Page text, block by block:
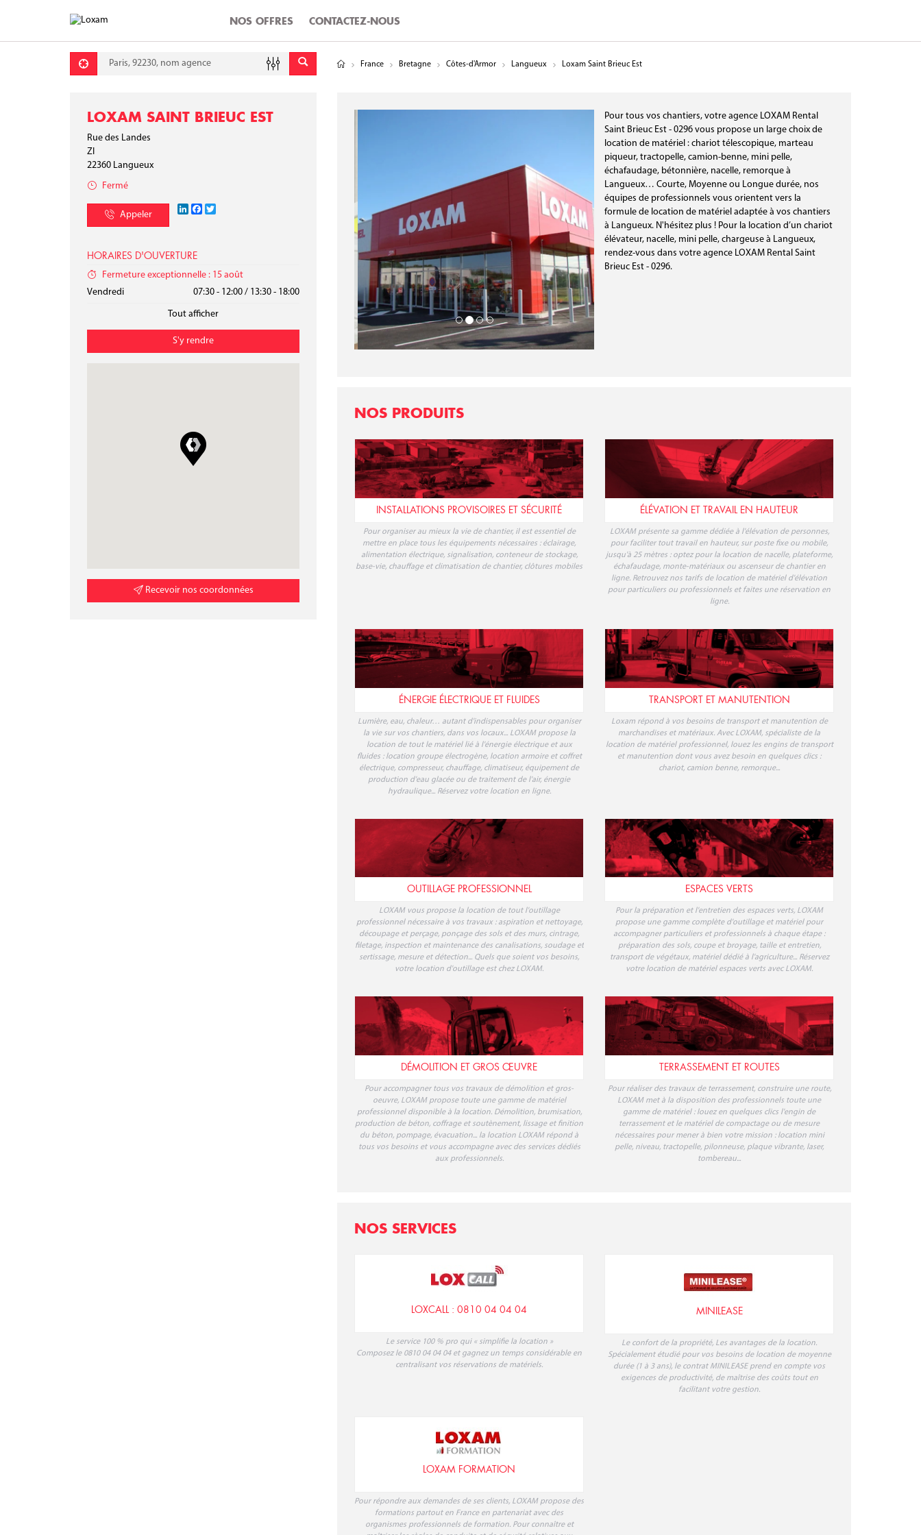
NOS OFFRES CONTACTEZ-NOUS
Requête Latitude
Longitude
France Bretagne Côtes-d'Armor Langueux Loxam Saint Brieuc Est
LOXAM SAINT BRIEUC EST
Rue des Landes
ZI
22360 Langueux
Fermé
Appeler
LinkedInFacebook
HORAIRES D'OUVERTURE
Fermeture exceptionnelle : 15 août
Lundi
07:30 - 12:00 / 13:30 - 18:00
Mardi 07:30 - 12:00 / 13:30 - 18:00
Mercredi 07:30 - 12:00 / 13:30 - 18:00
Jeudi 07:30 - 12:00 / 13:30 - 18:00
Vendredi 07:30 - 12:00 / 13:30 - 18:00
Tout afficher
S'y rendre
Recevoir nos coordonnées
Pour tous vos chantiers, votre agence LOXAM Rental
Saint Brieuc Est - 0296 vous propose un large choix de
location de matériel : chariot télescopique, marteau
piqueur, tractopelle, camion-benne, mini pelle,
échafaudage, bétonnière, nacelle, remorque à
Langueux… Courte, Moyenne ou Longue durée, nos
équipes de professionnels vous orientent vers la
formule de location de matériel adaptée à vos chantiers
à Langueux. N'hésitez plus ! Pour la location d’un chariot
élévateur, nacelle, mini pelle, chargeuse à Langueux,
rendez-vous dans votre agence LOXAM Rental Saint
Brieuc Est - 0296.
NOS PRODUITS
INSTALLATIONS PROVISOIRES ET SÉCURITÉ
Pour organiser au mieux la vie de chantier, il est essentiel de
mettre en place tous les équipements nécessaires : éclairage,
alimentation électrique, signalisation, conteneur de stockage,
base-vie, chauffage et climatisation de chantier, clôtures mobiles
ÉLÉVATION ET TRAVAIL EN HAUTEUR
LOXAM présente sa gamme dédiée à l'élévation de personnes,
pour faciliter tout travail en hauteur, sur poste fixe ou mobile,
jusqu'à 25 mètres : optez pour la location de nacelle, plateforme,
échafaudage, monte-matériaux ou ascenseur de chantier en
ligne. Retrouvez nos tarifs de location de matériel d'élévation
pour particuliers ou professionnels et faites une réservation en
ligne.
ÉNERGIE ÉLECTRIQUE ET FLUIDES
Lumière, eau, chaleur… autant d'indispensables pour organiser
la vie sur vos chantiers, dans vos locaux... LOXAM propose la
location de tout le matériel lié à l'énergie électrique et aux
fluides : location groupe électrogène, location armoire et coffret
électrique, compresseur, chauffage, climatiseur, équipement de
production d'eau glacée ou de traitement de l'air, énergie
hydraulique... Réservez votre location en ligne.
TRANSPORT ET MANUTENTION
Loxam répond à vos besoins de transport et manutention de
marchandises et matériaux. Avec LOXAM, spécialiste de la
location de matériel professionnel, louez les engins de transport
et manutention dont vous avez besoin en quelques clics :
chariot, camion benne, remorque...
OUTILLAGE PROFESSIONNEL
LOXAM vous propose la location de tout l'outillage
professionnel nécessaire à vos travaux : aspiration et nettoyage,
découpage et perçage, ponçage des sols et des murs, cintrage,
filetage, inspection et maintenance des canalisations, soudage et
sertissage, mesure et détection... Quels que soient vos besoins,
votre location d'outillage est chez LOXAM.
ESPACES VERTS
Pour la préparation et l'entretien des espaces verts, LOXAM
propose une gamme complète d'outillage et matériel pour
accompagner particuliers et professionnels à chaque étape :
préparation des sols, coupe et broyage, taille et entretien,
transport de végétaux, matériel dédié à l'agriculture... Réservez
votre location de matériel espaces verts avec LOXAM.
DÉMOLITION ET GROS ŒUVRE
Pour accompagner tous vos travaux de démolition et gros-
oeuvre, LOXAM propose toute une gamme de matériel
professionnel disponible à la location. Démolition, brumisation,
production de béton, coffrage et soutènement, lissage et finition
du béton, pompage, évacuation... la location LOXAM répond à
tous vos besoins et vous accompagne avec des services dédiés
aux professionnels.
TERRASSEMENT ET ROUTES
Pour réaliser des travaux de terrassement, construire une route,
LOXAM met à la disposition des professionnels toute une
gamme de matériel : louez en quelques clics l'engin de
terrassement et le matériel de compactage ou de mesure
nécessaires pour mener à bien votre mission : location mini
pelle, niveau, tractopelle, pilonneuse, plaque vibrante, laser,
tombereau...
NOS SERVICES
LOXCALL : 0810 04 04 04
Le service 100 % pro qui « simplifie la location »
Composez le 0810 04 04 04 et gagnez un temps considérable en
centralisant vos réservations de matériels.
MINILEASE
Le confort de la propriété, Les avantages de la location.
Spécialement étudié pour vos besoins de location de moyenne
durée (1 à 3 ans), le contrat MINILEASE prend en compte vos
exigences de productivité, de maîtrise des coûts tout en
facilitant votre gestion.
LOXAM FORMATION
Pour répondre aux demandes de ses clients, LOXAM propose des
formations partout en France en partenariat avec des
organismes professionnels de formation. Pour connaître et